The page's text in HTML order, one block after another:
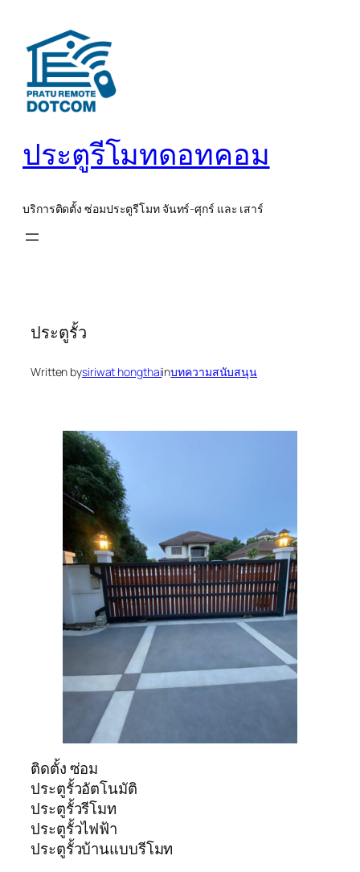
เนื้อหา
ประตูรีโมทดอทคอม
บริการติดตั้ง ซ่อมประตูรีโมท จันทร์-ศุกร์ และ เสาร์
ประตูรั้ว
Written bysiriwat hongthaiinบทความสนับสนุน
ติดตั้ง ซ่อม
ประตูรั้วอัตโนมัติ
ประตูรั้วรีโมท
ประตูรั้วไฟฟ้า
ประตูรั้วบ้านแบบรีโมท